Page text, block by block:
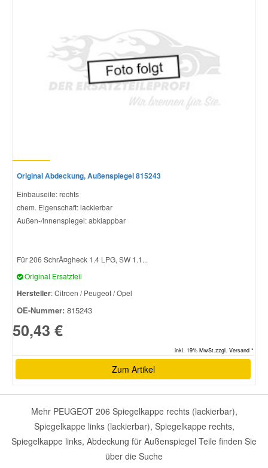
Original Abdeckung, Außenspiegel 815243
Einbauseite: rechts
chem. Eigenschaft: lackierbar
Außen-/Innenspiegel: abklappbar
Für 206 SchrÃ¤gheck 1.4 LPG, SW 1.1...
Original Ersatzteil
Hersteller: Citroen / Peugeot / Opel
OE-Nummer: 815243
50,43 €
inkl. 19% MwSt.zzgl. Versand *
Zum Artikel
Mehr PEUGEOT 206 Spiegelkappe rechts (lackierbar),
Spiegelkappe links (lackierbar), Spiegelkappe rechts,
Spiegelkappe links, Abdeckung für Außenspiegel Teile finden Sie
über die Suche